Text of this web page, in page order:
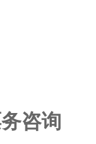
咨询